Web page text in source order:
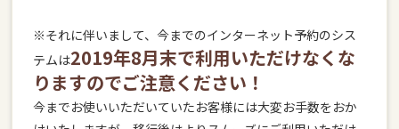
※それに伴いまして、今までのインターネット予約のシス
テムは2019年8月末で利用いただけなくな
りますのでご注意ください！
今までお使いいただいていたお客様には大変お手数をおか